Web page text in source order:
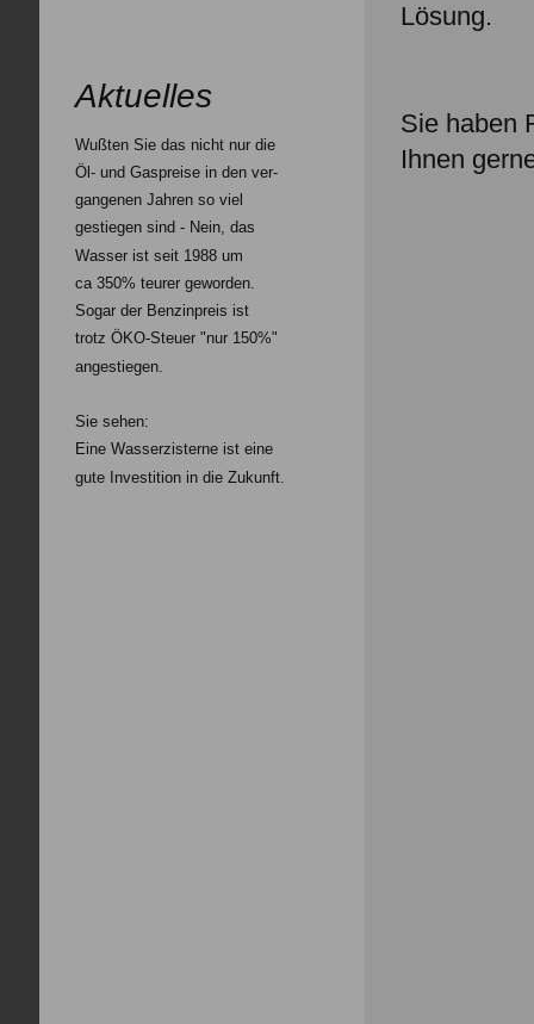
Lösung.
Sie haben
Ihnen
Aktuelles
Wußten Sie das nicht nur die
Öl- und Gaspreise in den ver-
gangenen Jahren so viel
gestiegen sind - Nein, das
Wasser ist seit 1988 um
ca 350% teurer geworden.
Sogar der Benzinpreis ist
trotz ÖKO-Steuer "nur 150%"
angestiegen.
Sie sehen:
Eine Wasserzisterne ist eine
gute Investition in die Zukunft.